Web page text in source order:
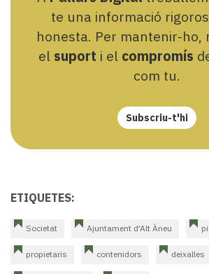
te una informació
honesta. Per mantenir-ho,
el suport i el compromís
com tu.
Subscriu-t'hi
ETIQUETES:
Societat Ajuntament d'Alt Àneu
propietaris contenidors deixalles